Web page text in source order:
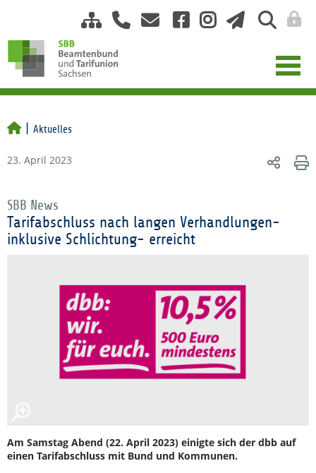
Aktuelles
23. April 2023
SBB News
Tarifabschluss nach langen Verhandlungen-
inklusive Schlichtung- erreicht
Am Samstag Abend (22. April 2023) einigte sich der dbb auf
einen Tarifabschluss mit Bund und Kommunen.